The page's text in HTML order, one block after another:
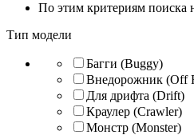
По этим критериям поиска
Тип модели
Багги (Buggy)
Внедорожник (Off
Для дрифта (Drift)
Краулер (Crawler)
Монстр (Monster)